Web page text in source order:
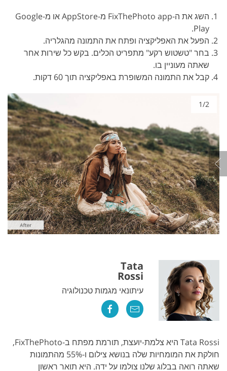
השג את ה-FixThePhoto app מ-AppStore או מ-Google
Play.
הפעל את האפליקציה ופתח את התמונה מהגלריה.
בחר "טשטוש רקע" מתפריט הכלים. בקש כל שירות אחר
שאתה מעוניין בו.
קבל את התמונה המשופרת באפליקציה תוך 60 דקות.
1/2
Tata
Rossi
עיתונאי מגמות טכנולוגיה
Tata Rossi היא צלמת-יועצת, תורמת מפתח ב-FixThePhoto,
חולקת את המומחיות שלה בנושא צילום ו-55% מהתמונות
שאתה רואה בבלוג שלנו צולמו על ידה. היא תואר ראשון